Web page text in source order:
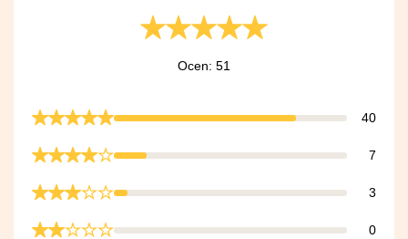
Ocen: 51
40
7
3
0